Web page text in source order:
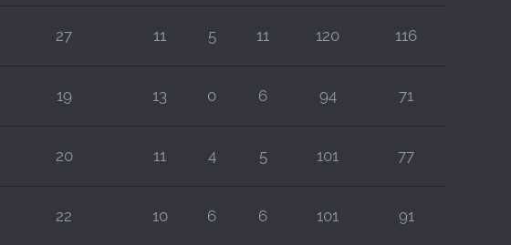
27 11 5 11 120 116
19 13 0 6 94 71
20 11 4 5 101 77
22 10 6 6 101 91